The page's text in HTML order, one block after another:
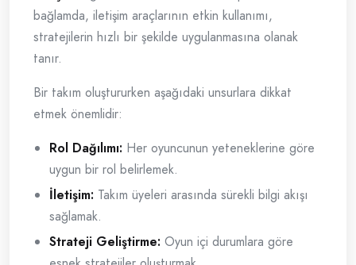
bağlamda, iletişim araçlarının etkin kullanımı,
stratejilerin hızlı bir şekilde uygulanmasına olanak
tanır.
Bir takım oluştururken aşağıdaki unsurlara dikkat
etmek önemlidir:
Rol Dağılımı: Her oyuncunun yeteneklerine göre
uygun bir rol belirlemek.
İletişim: Takım üyeleri arasında sürekli bilgi akışı
sağlamak.
Strateji Geliştirme: Oyun içi durumlara göre